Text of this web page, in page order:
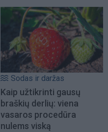
Sodas ir daržas
Kaip užtikrinti gausų
braškių derlių: viena
vasaros procedūra
nulems viską